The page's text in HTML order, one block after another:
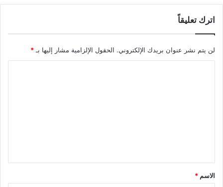
اترك تعليقاً
لن يتم نشر عنوان بريدك الإلكتروني. الحقول الإلزامية مشار إليها بـ *
*
الاسم *